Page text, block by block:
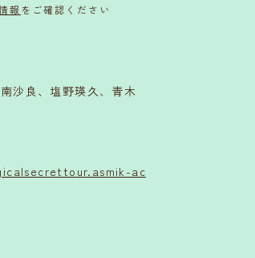
報 をご確認ください
沙良、塩野瑛久、青木
ac